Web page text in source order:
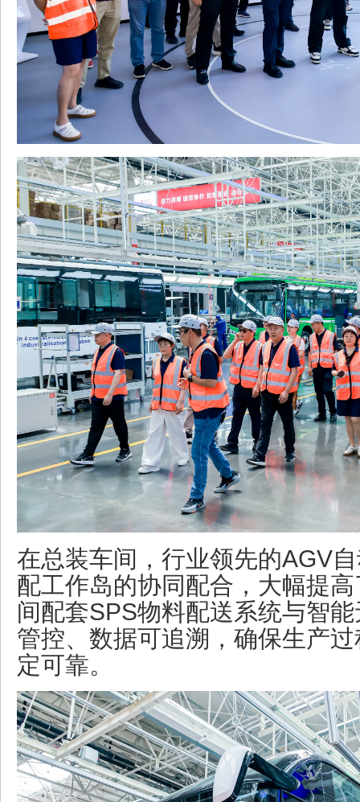
在总装车间，行业领先的AGV
配工作岛的协同配合，大幅提
间配套SPS物料配送系统与智
管控、数据可追溯，确保生产
定可靠。